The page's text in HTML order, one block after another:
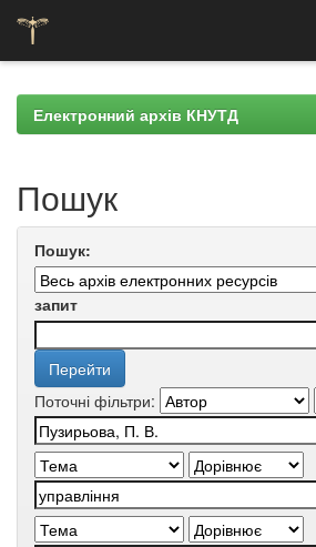
navigationЕлектронний архів КНУТД
Пошук
Пошук:
запит
Поточні фільтри: